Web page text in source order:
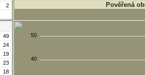
2 Pověřená
49
24
19
23
18
40
50